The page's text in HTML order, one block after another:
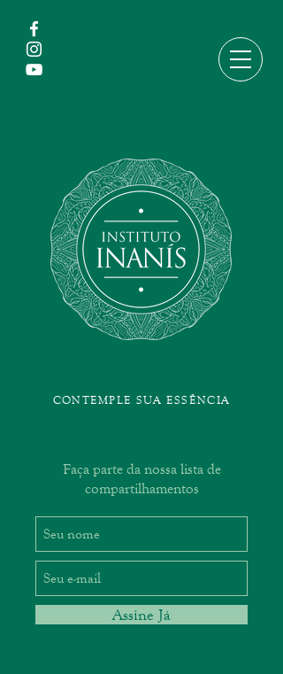
CONTEMPLE SUA ESSÊNCIA
Faça parte da nossa lista de
compartilhamentos
Assine Já